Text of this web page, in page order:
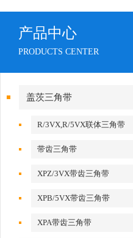
产品中心
PRODUCTS CENTER
盖茨三角带
R/3VX,R/5VX联体三角带
带齿三角带
XPZ/3VX带齿三角带
XPB/5VX带齿三角带
XPA带齿三角带